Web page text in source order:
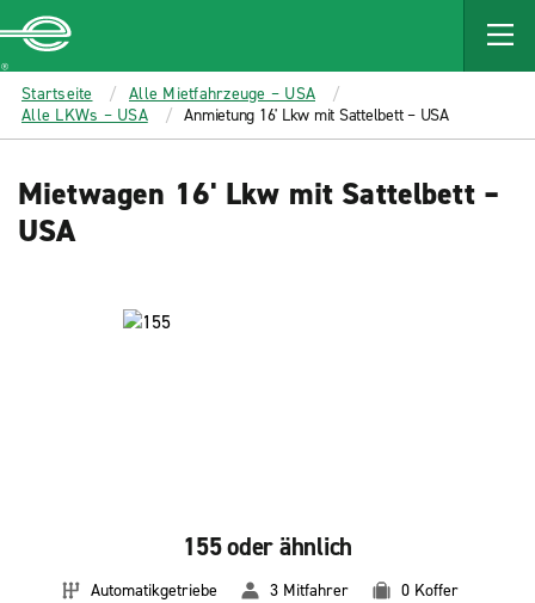
MAIN
CONTENT
Enterprise
Startseite
Alle Mietfahrzeuge – USA
Alle LKWs – USA
Anmietung 16' Lkw mit Sattelbett – USA
Mietwagen 16' Lkw mit Sattelbett –
USA
155 oder ähnlich
Automatikgetriebe 3 Mitfahrer 0 Koffer